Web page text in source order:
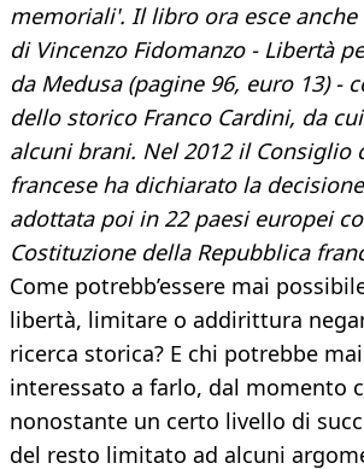
memoriali'. Il libro ora esce
di Vincenzo Fidomanzo - Libertà
da Medusa (pagine 96, euro 13) -
dello storico Franco Cardini, da
alcuni brani. Nel 2012 il Consiglio
francese ha dichiarato la
adottata poi in 22 paesi europei
Costituzione della Repubblica
Come potrebb’essere mai
libertà, limitare o addirittura
ricerca storica? E chi potrebbe
interessato a farlo, dal momento
nonostante un certo livello di
del resto limitato ad alcuni